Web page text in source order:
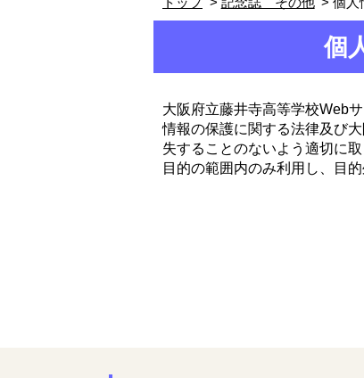
個
大阪府立藤井寺高等学校Web
情報の保護に関する法律及び
失することのないよう適切に
目的の範囲内のみ利用し、目